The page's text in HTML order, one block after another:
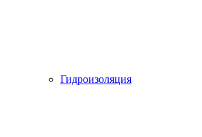
Гидроизоляция